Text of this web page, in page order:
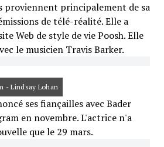
proviennent principalement de sa
de télé-réalité. Elle a
Web de style de vie Poosh. Elle
le musicien Travis Barker.
- Lindsay Lohan
ses fiançailles avec Bader
en novembre. L'actrice n'a
que le 29 mars.